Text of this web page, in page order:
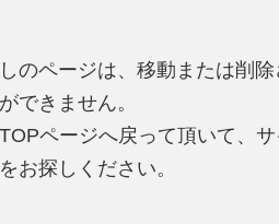
のページは、移動または削
できません。
ページへ戻って頂いて、サ
お探しください。